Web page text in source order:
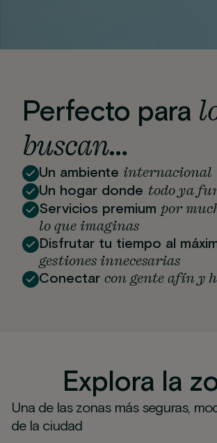
Perfecto para
buscan…
Un ambiente internacional
Un hogar donde todo ya
Servicios premium por
lo que imaginas
Disfrutar tu tiempo al
gestiones innecesarias
Conectar con gente afín y
Explora la
Una de las zonas más seguras,
de la ciudad